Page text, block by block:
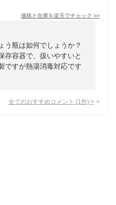
価格と在庫を楽天でチェック >>
う瓶は如何でしょうか？
存容器で、扱いやすいと
ですが熱湯消毒対応です
全てのおすすめコメント (1 件) >